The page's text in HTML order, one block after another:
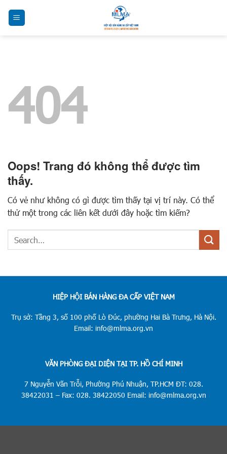
404
Oops! Trang đó không thể được tìm
thấy.
Có vẻ như không có gì được tìm thấy tại vị trí này. Có thể
thử một trong các liên kết dưới đây hoặc tìm kiếm?
HIỆP HỘI BÁN HÀNG ĐA CẤP VIỆT NAM
Trụ sở: Tầng 3, số 100 phố Lò Đúc, phường Hai Bà Trưng, Hà Nội.
Email: info@mlma.org.vn
VĂN PHÒNG ĐẠI DIỆN TẠI TP. HỒ CHÍ MINH
7 Nguyễn Văn Trỗi, Phường Phú Nhuận, TP.HCM ĐT: 028.
38422031 – Fax: 028. 38422050 Email: info@mlma.org.vn